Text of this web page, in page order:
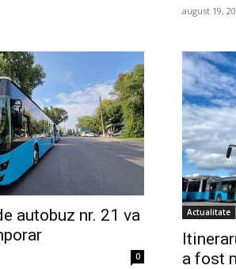
august 19,
autobuz nr. 21 va
0
Actualitate
a fost